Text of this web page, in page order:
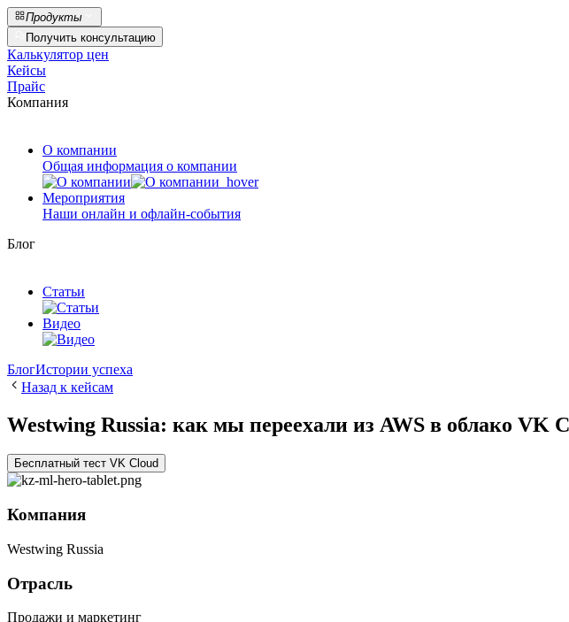
Продукты
Получить консультацию
Калькулятор цен
Кейсы
Прайс
Компания
О компании
Общая информация о компании
Мероприятия
Наши онлайн и офлайн-события
Блог
Статьи
Видео
БлогИстории успеха
Назад к кейсам
Westwing Russia: как мы переехали из AWS в облако VK
Бесплатный тест VK Cloud
Компания
Westwing Russia
Отрасль
Продажи и маркетинг